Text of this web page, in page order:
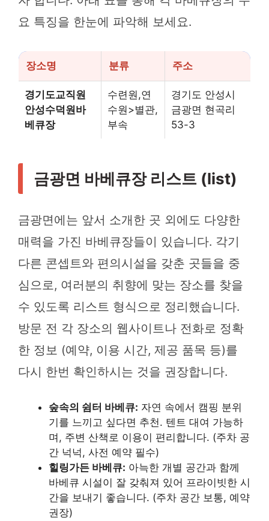
요 특징을 한눈에 파악해 보세요.
장소명 분류 주소
경기도교직원
안성수덕원바
베큐장
수련원,연
수원>별관,
부속
경기도 안성시
금광면 현곡리
53-3
금광면 바베큐장 리스트 (list)
금광면에는 앞서 소개한 곳 외에도 다양한
매력을 가진 바베큐장들이 있습니다. 각기
다른 콘셉트와 편의시설을 갖춘 곳들을 중
심으로, 여러분의 취향에 맞는 장소를 찾을
수 있도록 리스트 형식으로 정리했습니다.
방문 전 각 장소의 웹사이트나 전화로 정확
한 정보 (예약, 이용 시간, 제공 품목 등)를
다시 한번 확인하시는 것을 권장합니다.
숲속의 쉼터 바베큐: 자연 속에서 캠핑 분위
기를 느끼고 싶다면 추천. 텐트 대여 가능하
며, 주변 산책로 이용이 편리합니다. (주차 공
간 넉넉, 사전 예약 필수)
힐링가든 바베큐: 아늑한 개별 공간과 함께
바베큐 시설이 잘 갖춰져 있어 프라이빗한 시
간을 보내기 좋습니다. (주차 공간 보통, 예약
권장)